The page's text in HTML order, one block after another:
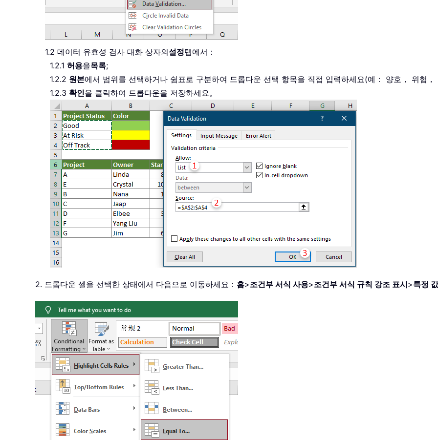
1.2 데이터 유효성 검사 대화 상자의설정탭에서：
1.2.1 허용을목록;
1.2.2 원본에서 범위를 선택하거나 쉼표로 구분하여 드롭다운 선택 항목을 직접 입력하세요(예： 양호， 위험，
1.2.3 확인을 클릭하여 드롭다운을 저장하세요。
2. 드롭다운 셀을 선택한 상태에서 다음으로 이동하세요： 홈>조건부 서식 사용>조건부 서식 규칙 강조 표시>특정